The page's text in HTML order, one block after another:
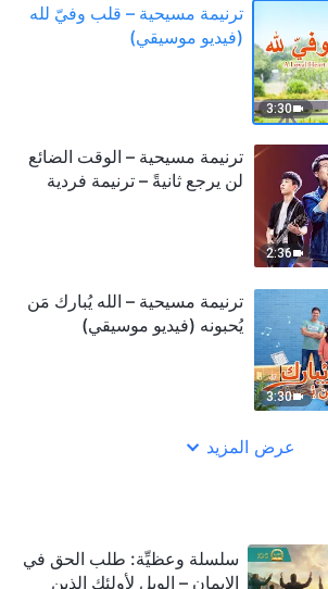
3:30
ترنيمة مسيحية – قلب وفيّ لله
(فيديو موسيقي)
2:36
ترنيمة مسيحية – الوقت الضائع
لن يرجع ثانيةً – ترنيمة فردية
3:30
ترنيمة مسيحية – الله يُبارك مَن
يُحبونه (فيديو موسيقي)
عرض المزيد
سلسلة وعظيِّة: طلب الحق في
الإيمان – الويل لأولئك الذين